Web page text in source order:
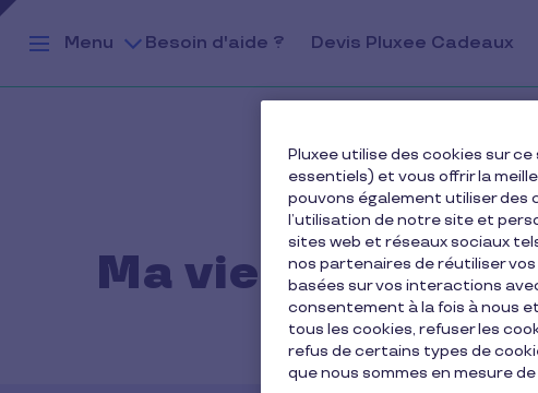
Menu
Besoin d'aide ? Devis Pluxee Cadeaux
Ma vie avec
Pluxee utilise des cookies sur
essentiels) et vous offrir la
pouvons également utiliser des
l’utilisation de notre site et
sites web et réseaux sociaux
nos partenaires de réutiliser
basées sur vos interactions
consentement à la fois à nous
tous les cookies, refuser les
refus de certains types de
que nous sommes en mesure